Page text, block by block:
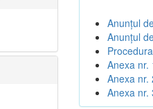
Anunțul
Anunțul
Anexa nr.
Anexa nr.
Anexa nr.